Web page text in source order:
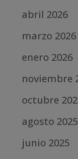
abril 2026
marzo 2026
enero 2026
noviembre
octubre
agosto 2025
junio 2025